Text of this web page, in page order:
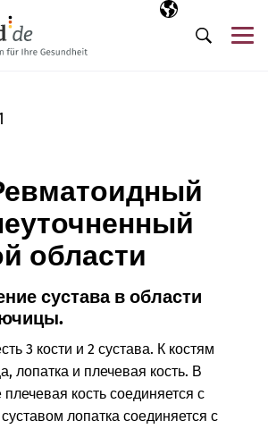
Выбранный
RU
Поиск
области
сустава в области
3 кости и 2 сустава. К костям
лопатка и плечевая кость. В
кость соединяется с
лопатка соединяется с